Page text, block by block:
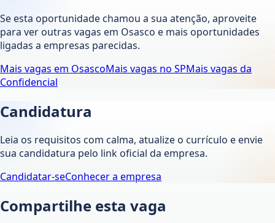
Se esta oportunidade chamou a sua atenção, aproveite
para ver outras vagas em Osasco e mais oportunidades
ligadas a empresas parecidas.
Mais vagas em OsascoMais vagas no SPMais vagas da
Confidencial
Candidatura
Leia os requisitos com calma, atualize o currículo e envie
sua candidatura pelo link oficial da empresa.
Candidatar-seConhecer a empresa
Compartilhe esta vaga